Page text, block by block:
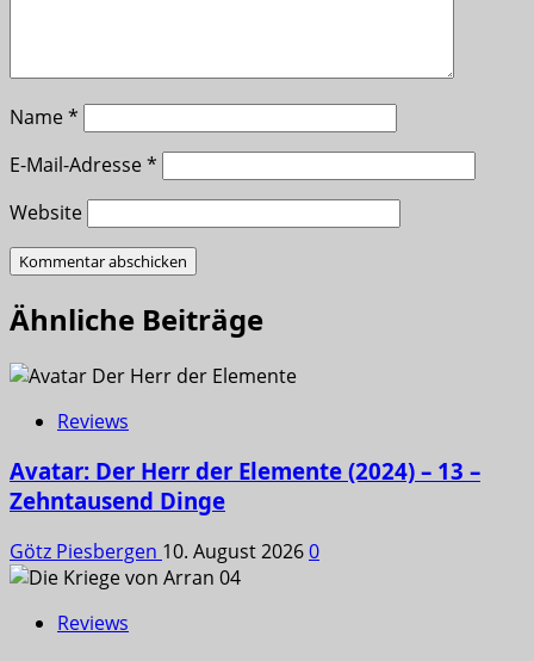
Name*
E-Mail-Adresse*
Website
Ähnliche Beiträge
Reviews
Avatar: Der Herr der Elemente (2024) – 13 –
Zehntausend Dinge
Götz Piesbergen 10. August 20260
Reviews